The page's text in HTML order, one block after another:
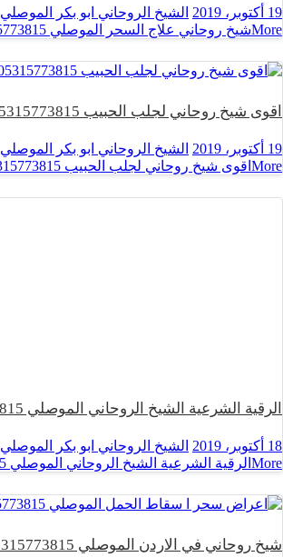
19 أكتوبر، 2019 الشيخ الروحاني ابو بكر الموصلي
Moreشيخ روحاني علاج السحر الموصلي 00905315773815
اقوى شيخ روحاني لجلب الحبيب 00905315773815
19 أكتوبر، 2019 الشيخ الروحاني ابو بكر الموصلي
More اقوى شيخ روحاني لجلب الحبيب 00905315773815
الرقية الشرعية الشيخ الروحاني الموصلي 00905315773815
18 أكتوبر، 2019 الشيخ الروحاني ابو بكر الموصلي
More الرقية الشرعية الشيخ الروحاني الموصلي 00905315773815
شيخ روحاني في الاردن الموصلي 00905315773815